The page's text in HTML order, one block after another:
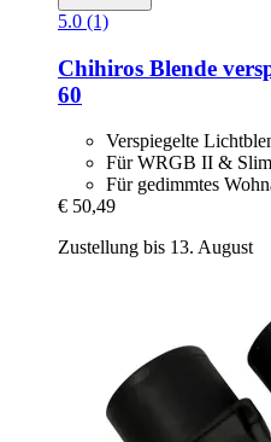
5.0 (1)
Chihiros Blende
60
Verspiegelte
Für WRGB II &
Für gedimmtes
€ 50,49
Zustellung bis 13. August